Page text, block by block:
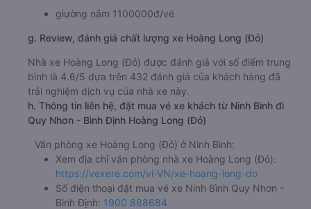
giường nằm 1100000đ/vé
g. Review, đánh giá chất lượng xe Hoàng Long (Đỏ)
Nhà xe Hoàng Long (Đỏ) được đánh giá với số điểm trung
bình là 4.6/5 dựa trên 432 đánh giá của khách hàng đã
trải nghiệm dịch vụ của nhà xe này.
h. Thông tin liên hệ, đặt mua vé xe khách từ Ninh Bình đi
Quy Nhơn - Bình Định Hoàng Long (Đỏ)
Văn phòng xe Hoàng Long (Đỏ) ở Ninh Bình:
Xem địa chỉ văn phòng nhà xe Hoàng Long (Đỏ):
https://vexere.com/vi-VN/xe-hoang-long-do
Số điện thoại đặt mua vé xe Ninh Bình Quy Nhơn -
Bình Định: 1900 888684